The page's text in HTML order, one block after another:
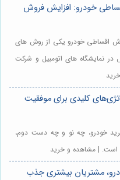
خودرو: افزایش فروش
اقساطی خودرو یکی از روش های
در نمایشگاه های اتومبیل و شرکت
کلیدی برای موفقیت
خودرو، چه نو و چه دست دوم،
است. | مشاهده و خرید
مشتریان بیشتری جذب